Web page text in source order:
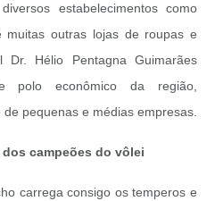
estabelecimentos como
muitas outras lojas de roupas e
Dr. Hélio Pentagna Guimarães
polo econômico da região,
pequenas e médias empresas.
campeões do vôlei
carrega consigo os temperos e